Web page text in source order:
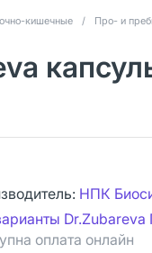
кишечные / Про- и
НПК
Dr.Zubareva
оплата онлайн